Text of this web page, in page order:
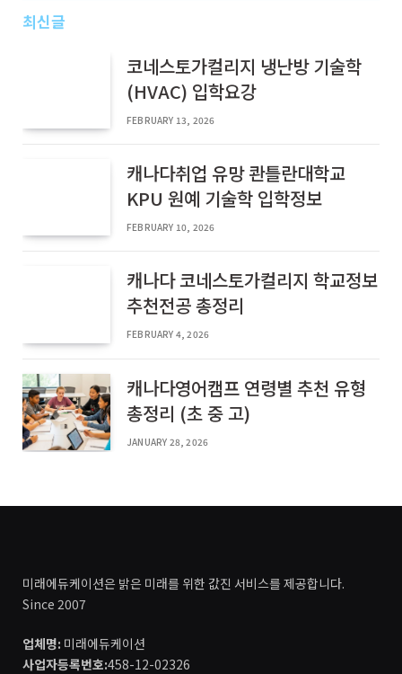
최신글
코네스토가컬리지 냉난방 기술학
(HVAC) 입학요강
FEBRUARY 13, 2026
캐나다취업 유망 콴틀란대학교
KPU 원예 기술학 입학정보
FEBRUARY 10, 2026
캐나다 코네스토가컬리지 학교정보
추천전공 총정리
FEBRUARY 4, 2026
캐나다영어캠프 연령별 추천 유형
총정리 (초 중 고)
JANUARY 28, 2026
미래에듀케이션은 밝은 미래를 위한 값진 서비스를 제공합니다.
Since 2007
업체명: 미래에듀케이션
사업자등록번호:458-12-02326